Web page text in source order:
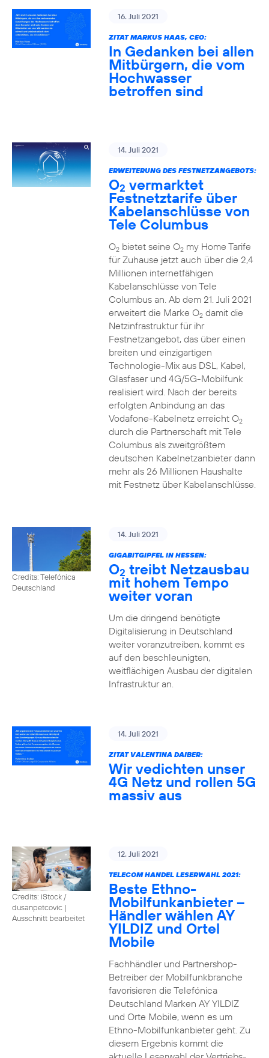
16. Juli 2021
ZITAT MARKUS HAAS, CEO:
In Gedanken bei allen
Mitbürgern, die vom
Hochwasser
betroffen sind
14. Juli 2021
ERWEITERUNG DES FESTNETZANGEBOTS:
O2 vermarktet
Festnetztarife über
Kabelanschlüsse von
Tele Columbus
O2bietet seine O2my Home Tarife
für Zuhause jetzt auch über die 2,4
Millionen internetfähigen
Kabelanschlüsse von Tele
Columbus an. Ab dem 21. Juli 2021
erweitert die Marke O2damit die
Netzinfrastruktur für ihr
Festnetzangebot, das über einen
breiten und einzigartigen
Technologie-Mix aus DSL, Kabel,
Glasfaser und 4G/5G-Mobilfunk
realisiert wird. Nach der bereits
erfolgten Anbindung an das
Vodafone-Kabelnetz erreicht O2
durch die Partnerschaft mit Tele
Columbus als zweitgrößtem
deutschen Kabelnetzanbieter dann
mehr als 26 Millionen Haushalte
mit Festnetz über Kabelanschlüsse.
Credits: Telefónica
Deutschland
14. Juli 2021
GIGABITGIPFEL IN HESSEN:
O2 treibt Netzausbau
mit hohem Tempo
weiter voran
Um die dringend benötigte
Digitalisierung in Deutschland
weiter voranzutreiben, kommt es
auf den beschleunigten,
weitflächigen Ausbau der digitalen
Infrastruktur an.
14. Juli 2021
ZITAT VALENTINA DAIBER:
Wir vedichten unser
4G Netz und rollen 5G
massiv aus
Credits: iStock /
dusanpetcovic |
Ausschnitt bearbeitet
12. Juli 2021
TELECOM HANDEL LESERWAHL 2021:
Beste Ethno-
Mobilfunkanbieter –
Händler wählen AY
YILDIZ und Ortel
Mobile
Fachhändler und Partnershop-
Betreiber der Mobilfunkbranche
favorisieren die Telefónica
Deutschland Marken AY YILDIZ
und Orte Mobile, wenn es um
Ethno-Mobilfunkanbieter geht. Zu
diesem Ergebnis kommt die